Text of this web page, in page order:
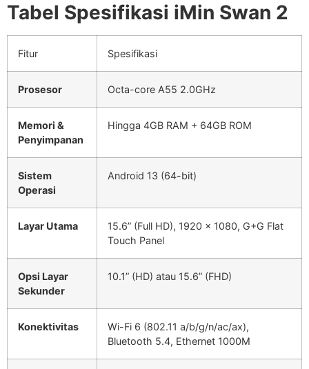
Tabel Spesifikasi iMin Swan 2
Fitur Spesifikasi
Prosesor Octa-core A55 2.0GHz
Memori &
Penyimpanan
Hingga 4GB RAM + 64GB ROM
Sistem
Operasi
Android 13 (64-bit)
Layar Utama
15.6” (Full HD), 1920 x 1080, G+G Flat
Touch Panel
Opsi Layar
Sekunder
10.1” (HD) atau 15.6” (FHD)
Konektivitas
Wi-Fi 6 (802.11 a/b/g/n/ac/ax),
Bluetooth 5.4, Ethernet 1000M